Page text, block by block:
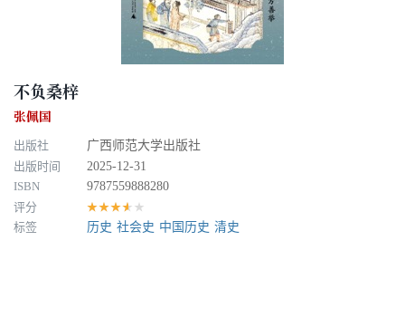
不负桑梓
张佩国
出版社
广西师范大学出版社
出版时间
2025-12-31
ISBN
9787559888280
评分
★★★★★
标签 历史 社会史 中国历史 清史